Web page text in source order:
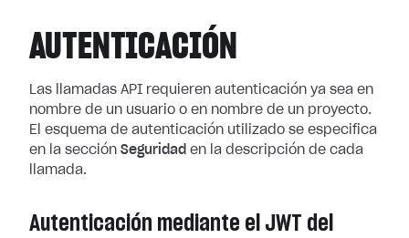
AUTENTICACIÓN
Las llamadas API requieren autenticación ya sea en
nombre de un usuario o en nombre de un proyecto.
El esquema de autenticación utilizado se especifica
en la sección Seguridad en la descripción de cada
llamada.
Autenticación mediante el JWT del